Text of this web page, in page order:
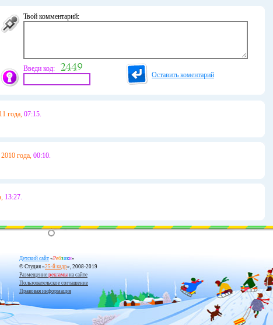
Твой комментарий:
Введи код:
Оставить коментарий
года, 07:15.
года, 00:10.
13:27.
Детский сайт «Ребзики»
© Студия «25-й кадр», 2008-2019
Размещение рекламы на сайте
Пользовательское соглашение
Правовая информация